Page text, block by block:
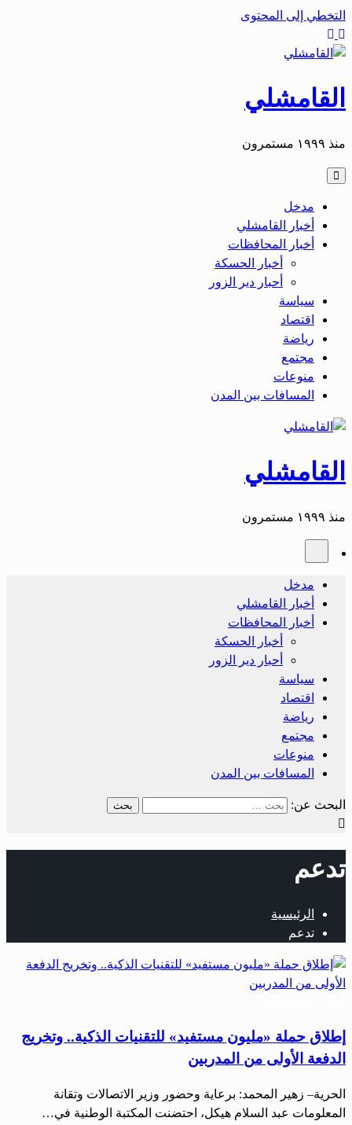
التخطي إلى المحتوى
القامشلي
منذ ١٩٩٩ مستمرون
مدخل
أخبار القامشلي
أخبار المحافظات
أخبار الحسكة
أحبار دير الزور
سياسة
اقتصاد
رياضة
مجتمع
منوعات
المسافات بين المدن
القامشلي
منذ ١٩٩٩ مستمرون
مدخل
أخبار القامشلي
أخبار المحافظات
أخبار الحسكة
أحبار دير الزور
سياسة
اقتصاد
رياضة
مجتمع
منوعات
المسافات بين المدن
البحث عن:
تدعم
الرئيسية
تدعم
إطلاق حملة «مليون مستفيد» للتقنيات الذكية.. وتخريج
الدفعة الأولى من المدربين
الحرية– زهير المحمد: برعاية وحضور وزير الاتصالات وتقانة
المعلومات عبد السلام هيكل، احتضنت المكتبة الوطنية في…